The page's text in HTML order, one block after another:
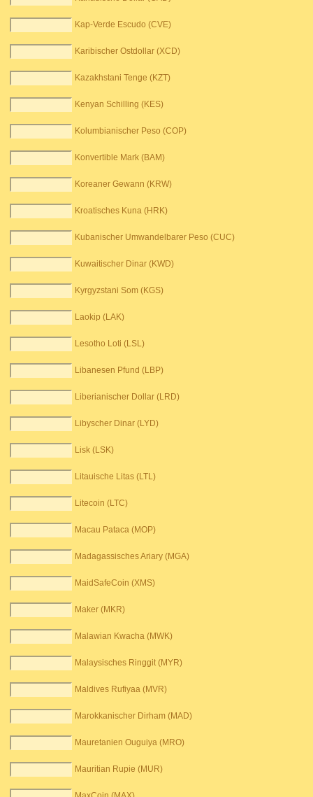
Kap-Verde Escudo (CVE)
Karibischer Ostdollar (XCD)
Kazakhstani Tenge (KZT)
Kenyan Schilling (KES)
Kolumbianischer Peso (COP)
Konvertible Mark (BAM)
Koreaner Gewann (KRW)
Kroatisches Kuna (HRK)
Kubanischer Umwandelbarer Peso (CUC)
Kuwaitischer Dinar (KWD)
Kyrgyzstani Som (KGS)
Laokip (LAK)
Lesotho Loti (LSL)
Libanesen Pfund (LBP)
Liberianischer Dollar (LRD)
Libyscher Dinar (LYD)
Lisk (LSK)
Litauische Litas (LTL)
Litecoin (LTC)
Macau Pataca (MOP)
Madagassisches Ariary (MGA)
MaidSafeCoin (XMS)
Maker (MKR)
Malawian Kwacha (MWK)
Malaysisches Ringgit (MYR)
Maldives Rufiyaa (MVR)
Marokkanischer Dirham (MAD)
Mauretanien Ouguiya (MRO)
Mauritian Rupie (MUR)